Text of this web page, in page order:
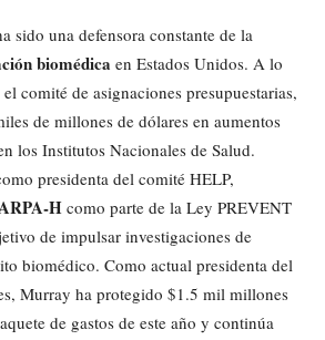
sido una defensora constante de la
biomédica en Estados Unidos. A lo
comité de asignaciones presupuestarias,
de millones de dólares en aumentos
los Institutos Nacionales de Salud.
presidenta del comité HELP,
H como parte de la Ley PREVENT
de impulsar investigaciones de
biomédico. Como actual presidenta del
Murray ha protegido $1.5 mil millones
de gastos de este año y continúa